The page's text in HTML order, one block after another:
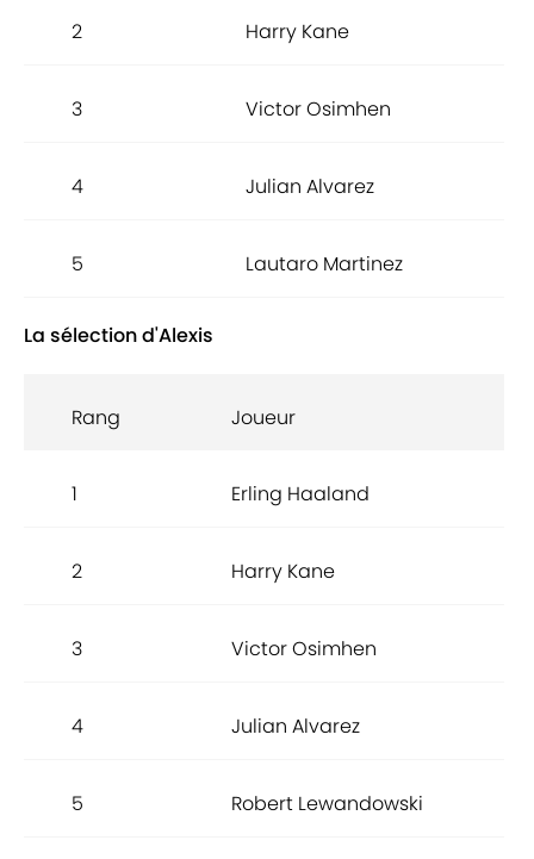
2 Harry Kane
3 Victor Osimhen
4 Julian Alvarez
5 Lautaro Martinez
La sélection d'Alexis
Rang Joueur
1 Erling Haaland
2 Harry Kane
3 Victor Osimhen
4 Julian Alvarez
5 Robert Lewandowski